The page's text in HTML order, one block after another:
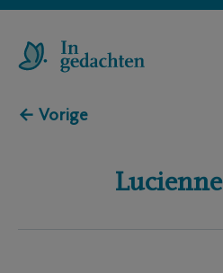
← Vorige
Lucienne